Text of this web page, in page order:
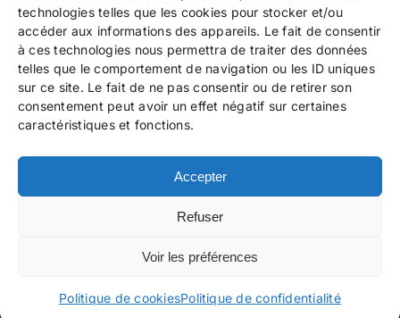
technologies telles que les cookies pour stocker et/ou
accéder aux informations des appareils. Le fait de consentir
à ces technologies nous permettra de traiter des données
telles que le comportement de navigation ou les ID uniques
sur ce site. Le fait de ne pas consentir ou de retirer son
consentement peut avoir un effet négatif sur certaines
caractéristiques et fonctions.
Accepter
Refuser
Voir les préférences
Politique de cookiesPolitique de confidentialité
l’intermédiaire de la page contact.
Côte, 21 novembre 1980) est une religieuse dominicaine
française dont la spiritualité a influencé Hans Urs von
Toggle
Navigation